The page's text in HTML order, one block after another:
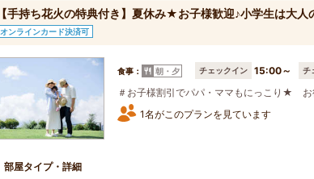
【手持ち花火の特典付き】夏休み★お子様歓迎♪小学生は大
オンラインカード決済可
食事： 朝・夕 チェックイン 15:00～ チ
＃お子様割引でパパ・ママもにっこり★
1名がこのプランを見ています
部屋タイプ・詳細